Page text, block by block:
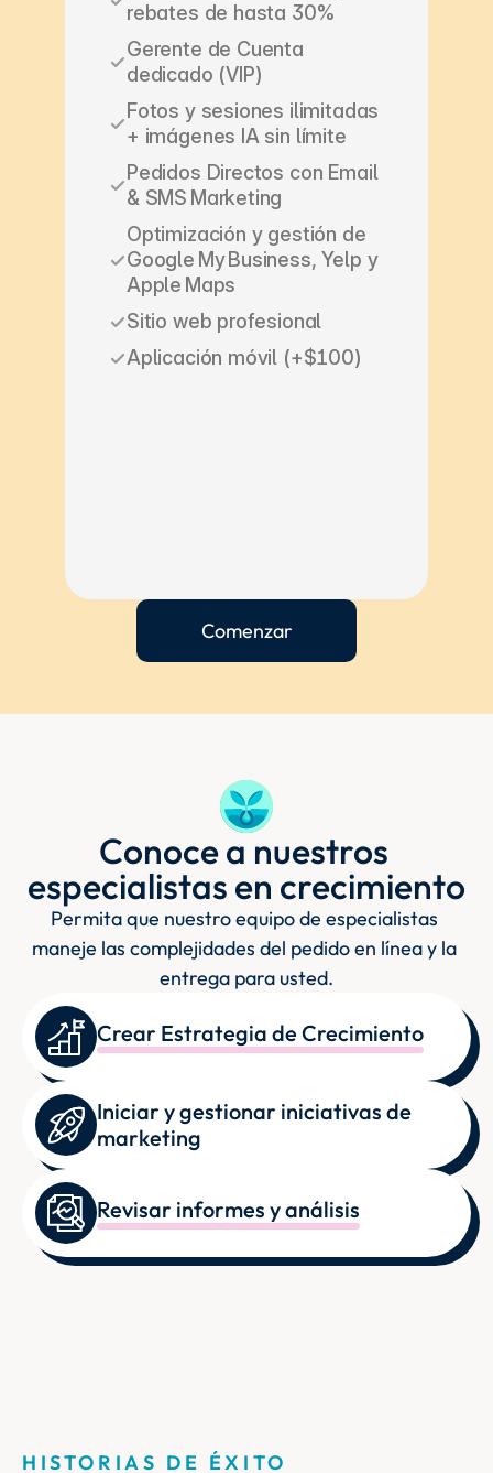
Conoce a nuestros
especialistas en crecimiento
Permita que nuestro equipo de especialistas
maneje las complejidades del pedido en línea y la
entrega para usted.
Crear Estrategia de Crecimiento
Iniciar y gestionar iniciativas de
marketing
Revisar informes y análisis
rebates de hasta 30%
Gerente de Cuenta
dedicado (VIP)
Fotos y sesiones ilimitadas
+ imágenes IA sin límite
Pedidos Directos con Email
& SMS Marketing
Optimización y gestión de
Google My Business, Yelp y
Apple Maps
Sitio web profesional
Aplicación móvil (+$100)
Comenzar
HISTORIAS DE ÉXITO